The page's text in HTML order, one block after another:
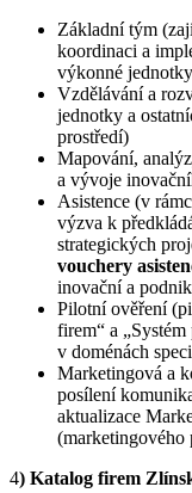
Základní tým
koordinaci a
výkonné
Vzdělávání a
jednotky a
prostředí)
Mapování,
a vývoje
Asistence (v
výzva k
strategických
vouchery
inovační a
Pilotní ověření
firem“ a
v doménách
Marketingová a
posílení
aktualizace
(marketingového
4) Katalog firem